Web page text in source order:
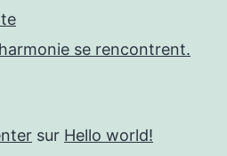
se rencontrent.
sur Hello world!